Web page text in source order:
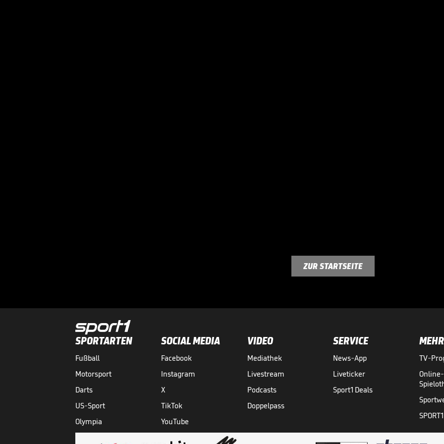
ZUR STARTSEITE
SPORTARTEN
Fußball
Motorsport
Darts
US-Sport
Olympia
SOCIAL MEDIA
Facebook
Instagram
X
TikTok
YouTube
VIDEO
Mediathek
Livestream
Podcasts
Doppelpass
SERVICE
News-App
Liveticker
Sport1 Deals
MEHR
TV-